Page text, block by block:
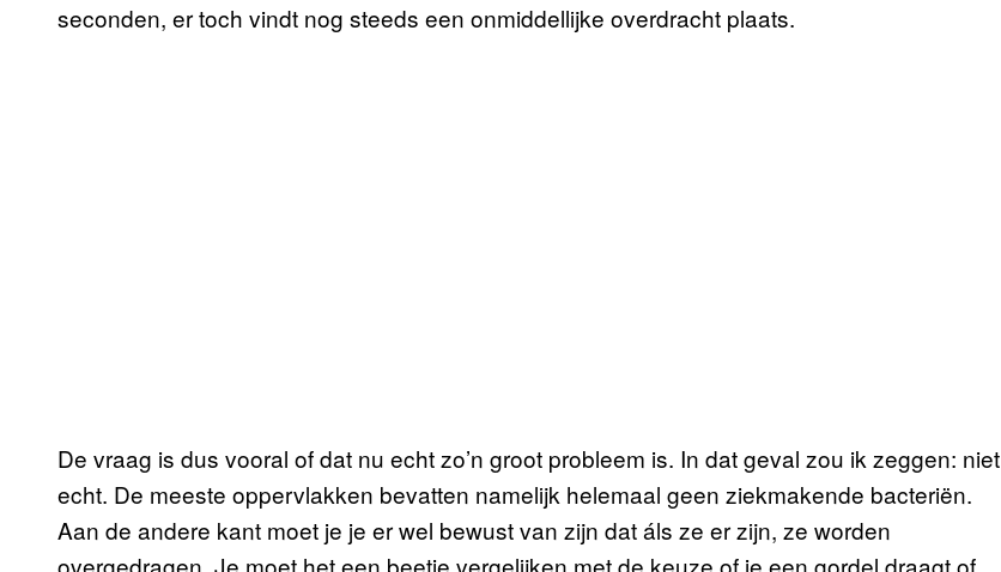
seconden, er toch vindt nog steeds een onmiddellijke overdracht plaats.
De vraag is dus vooral of dat nu echt zo’n groot probleem is. In dat geval zou ik zeggen: niet
echt. De meeste oppervlakken bevatten namelijk helemaal geen ziekmakende bacteriën.
Aan de andere kant moet je je er wel bewust van zijn dat áls ze er zijn, ze worden